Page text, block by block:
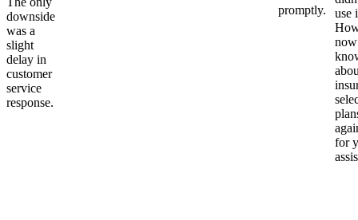
downside
was a
slight
delay in
customer
service
response.
promptly.
use
for